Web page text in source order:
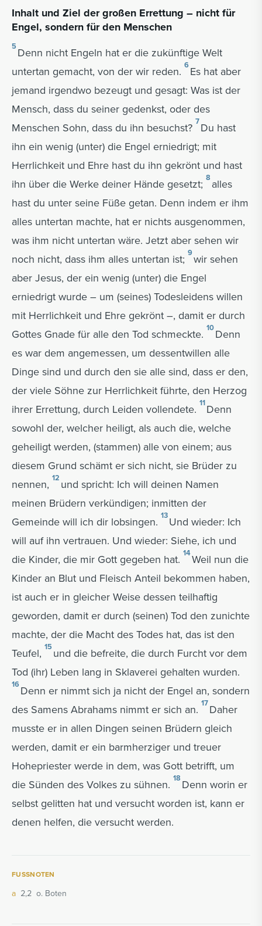
Inhalt und Ziel der großen Errettung – nicht für
Engel, sondern für den Menschen
5 Denn nicht Engeln hat er die zukünftige Welt
untertan gemacht, von der wir reden. 6Es hat aber
jemand irgendwo bezeugt und gesagt: Was ist der
Mensch, dass du seiner gedenkst, oder des
Menschen Sohn, dass du ihn besuchst? 7Du hast
ihn ein wenig (unter) die Engel erniedrigt; mit
Herrlichkeit und Ehre hast du ihn gekrönt und hast
ihn über die Werke deiner Hände gesetzt; 8 alles
hast du unter seine Füße getan. Denn indem er ihm
alles untertan machte, hat er nichts ausgenommen,
was ihm nicht untertan wäre. Jetzt aber sehen wir
noch nicht, dass ihm alles untertan ist; 9wir sehen
aber Jesus, der ein wenig (unter) die Engel
erniedrigt wurde – um (seines) Todesleidens willen
mit Herrlichkeit und Ehre gekrönt –, damit er durch
Gottes Gnade für alle den Tod schmeckte. 10Denn
es war dem angemessen, um dessentwillen alle
Dinge sind und durch den sie alle sind, dass er den,
der viele Söhne zur Herrlichkeit führte, den Herzog
ihrer Errettung, durch Leiden vollendete. 11Denn
sowohl der, welcher heiligt, als auch die, welche
geheiligt werden, (stammen) alle von einem; aus
diesem Grund schämt er sich nicht, sie Brüder zu
nennen, 12 und spricht: Ich will deinen Namen
meinen Brüdern verkündigen; inmitten der
Gemeinde will ich dir lobsingen. 13Und wieder: Ich
will auf ihn vertrauen. Und wieder: Siehe, ich und
die Kinder, die mir Gott gegeben hat. 14Weil nun die
Kinder an Blut und Fleisch Anteil bekommen haben,
ist auch er in gleicher Weise dessen teilhaftig
geworden, damit er durch (seinen) Tod den zunichte
machte, der die Macht des Todes hat, das ist den
Teufel, 15 und die befreite, die durch Furcht vor dem
Tod (ihr) Leben lang in Sklaverei gehalten wurden.
16Denn er nimmt sich ja nicht der Engel an, sondern
des Samens Abrahams nimmt er sich an. 17Daher
musste er in allen Dingen seinen Brüdern gleich
werden, damit er ein barmherziger und treuer
Hohepriester werde in dem, was Gott betrifft, um
die Sünden des Volkes zu sühnen. 18 Denn worin er
selbst gelitten hat und versucht worden ist, kann er
denen helfen, die versucht werden.
FUSSNOTEN
a 2,2 o. Boten